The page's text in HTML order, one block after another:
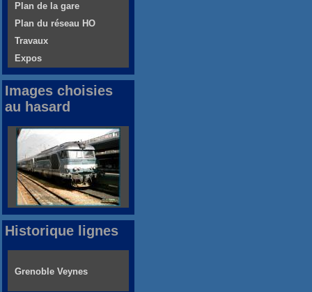
Plan de la gare
Plan du réseau HO
Travaux
Expos
Images choisies
au hasard
Historique lignes
Grenoble Veynes